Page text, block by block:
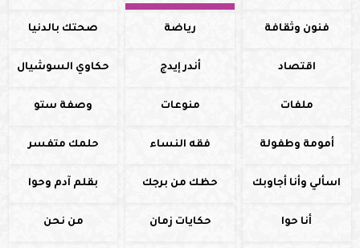
فنون وثقافة رياضة صحتك بالدنيا
اقتصاد أندر إيدج حكاوي السوشيال
ملفات منوعات وصفة ستو
أمومة وطفولة فقه النساء حلمك متفسر
اسألي وأنا أجاوبك حظك من برجك بقلم آدم وحوا
أنا حوا حكايات زمان من نحن